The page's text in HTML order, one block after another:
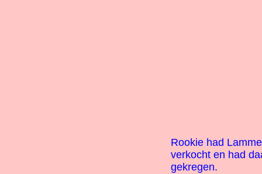
Rookie had
verkocht en had
gekregen.